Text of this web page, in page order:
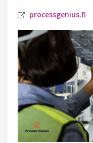
processgenius.fi